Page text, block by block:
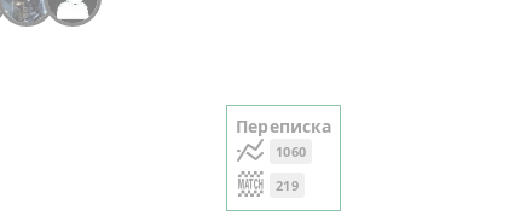
Переписка
1060
219